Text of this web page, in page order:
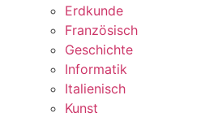
Erdkunde
Französisch
Geschichte
Informatik
Italienisch
Kunst